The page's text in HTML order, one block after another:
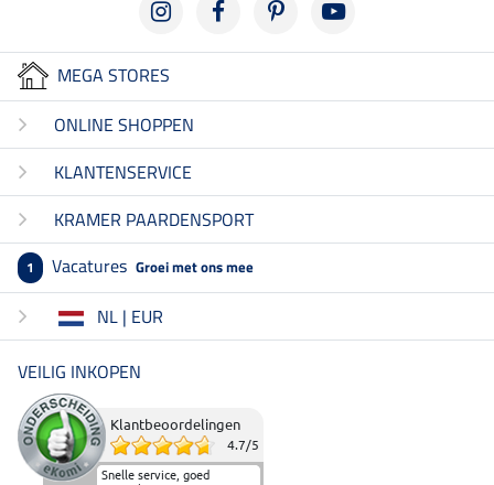
MEGA STORES
ONLINE SHOPPEN
KLANTENSERVICE
KRAMER PAARDENSPORT
1 Vacatures Groei met ons mee
NL | EUR
VEILIG INKOPEN
Klantbeoordelingen
4.7/5
Snelle service, goed